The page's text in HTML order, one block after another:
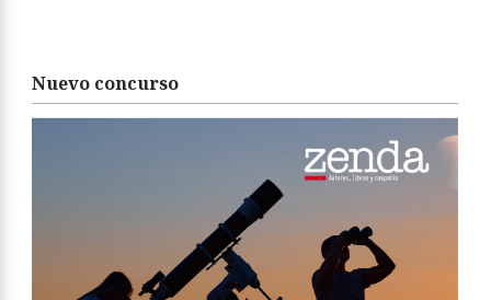
Nuevo concurso